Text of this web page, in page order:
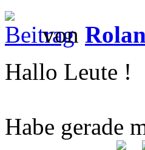
von
Hallo Leute !
Habe gerade